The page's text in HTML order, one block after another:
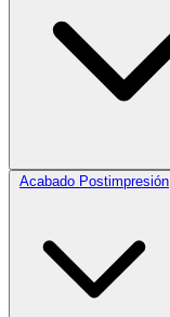
Acabado Postimpresión